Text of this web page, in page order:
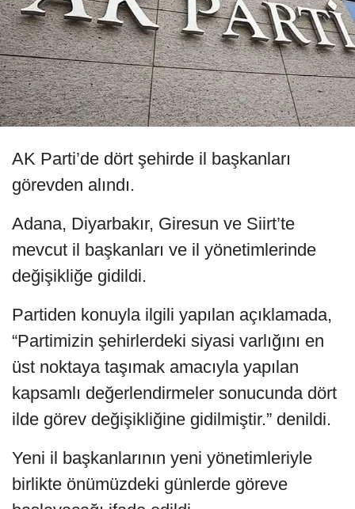
AK Parti’de dört şehirde il başkanları
görevden alındı.
Adana, Diyarbakır, Giresun ve Siirt’te
mevcut il başkanları ve il yönetimlerinde
değişikliğe gidildi.
Partiden konuyla ilgili yapılan açıklamada,
“Partimizin şehirlerdeki siyasi varlığını en
üst noktaya taşımak amacıyla yapılan
kapsamlı değerlendirmeler sonucunda dört
ilde görev değişikliğine gidilmiştir.” denildi.
Yeni il başkanlarının yeni yönetimleriyle
birlikte önümüzdeki günlerde göreve